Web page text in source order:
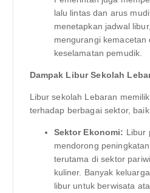
lalu lintas dan arus
menetapkan jadwal
mengurangi kemacetan
keselamatan pemudik.
Dampak Libur Sekolah
Libur sekolah Lebaran
terhadap berbagai sektor,
Sektor Ekonomi: Libur
mendorong
terutama di sektor
kuliner. Banyak
libur untuk berwisata